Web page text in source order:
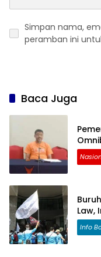
Simpan nama,
peramban ini
Baca Juga
Law,
Info